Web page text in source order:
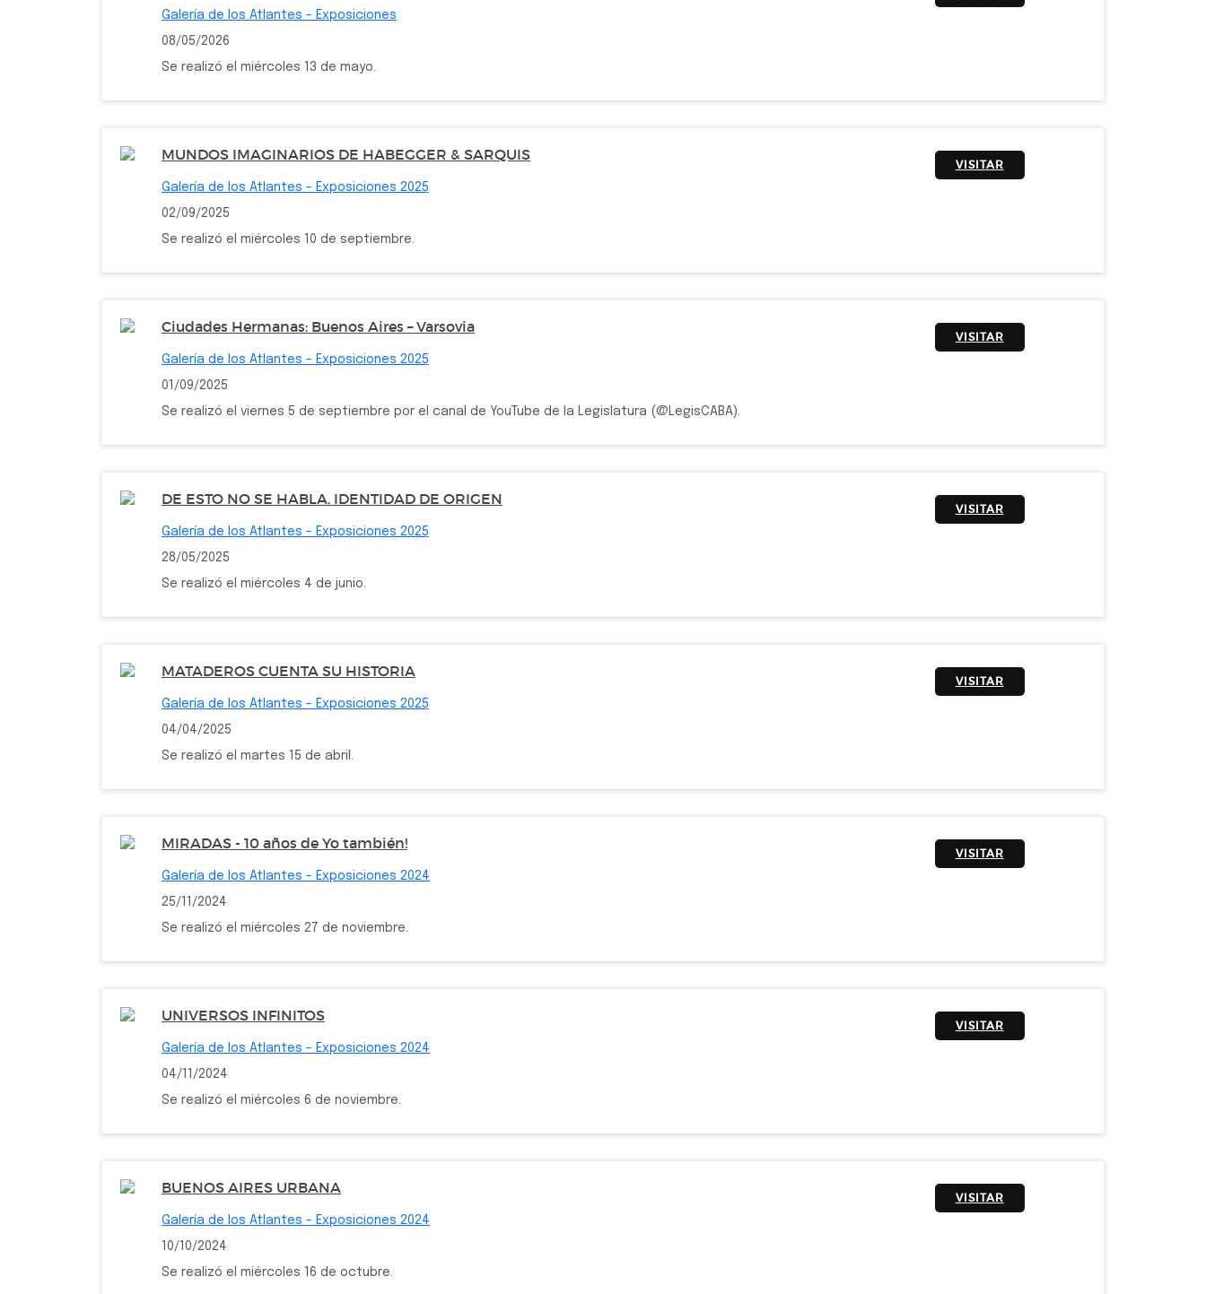
Galería de los Atlantes - Exposiciones
08/05/2026
Se realizó el miércoles 13 de mayo.
MUNDOS IMAGINARIOS DE HABEGGER & SARQUIS
Galería de los Atlantes - Exposiciones 2025
02/09/2025
Se realizó el miércoles 10 de septiembre.
VISITAR
Ciudades Hermanas: Buenos Aires – Varsovia
Galería de los Atlantes - Exposiciones 2025
01/09/2025
Se realizó el viernes 5 de septiembre por el canal de YouTube de la Legislatura (@LegisCABA).
VISITAR
DE ESTO NO SE HABLA. IDENTIDAD DE ORIGEN
Galería de los Atlantes - Exposiciones 2025
28/05/2025
Se realizó el miércoles 4 de junio.
VISITAR
MATADEROS CUENTA SU HISTORIA
Galería de los Atlantes - Exposiciones 2025
04/04/2025
Se realizó el martes 15 de abril.
VISITAR
MIRADAS - 10 años de Yo también!
Galería de los Atlantes - Exposiciones 2024
25/11/2024
Se realizó el miércoles 27 de noviembre.
VISITAR
UNIVERSOS INFINITOS
Galería de los Atlantes - Exposiciones 2024
04/11/2024
Se realizó el miércoles 6 de noviembre.
VISITAR
BUENOS AIRES URBANA
Galería de los Atlantes - Exposiciones 2024
10/10/2024
Se realizó el miércoles 16 de octubre.
VISITAR